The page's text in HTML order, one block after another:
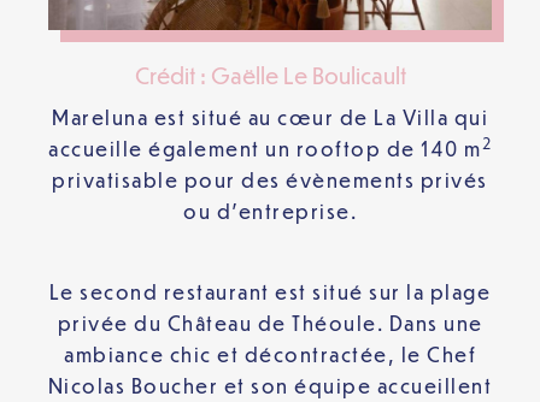
Crédit : Gaëlle Le Boulicault
Mareluna est situé au cœur de La Villa qui
accueille également un rooftop de 140 m2
privatisable pour des évènements privés
ou d’entreprise.
Le second restaurant est situé sur la plage
privée du Château de Théoule. Dans une
ambiance chic et décontractée, le Chef
Nicolas Boucher et son équipe accueillent